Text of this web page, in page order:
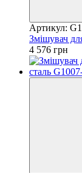
Артикул:
Змішувач
4 576 грн